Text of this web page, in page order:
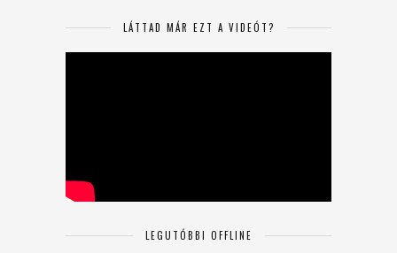
LÁTTAD MÁR EZT A VIDEÓT?
LEGUTÓBBI OFFLINE